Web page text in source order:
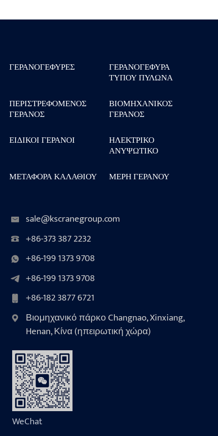
ΓΕΡΑΝΟΓΈΦΥΡΕΣ ΓΕΡΑΝΟΓΈΦΥΡΑ
ΤΎΠΟΥ ΠΥΛΏΝΑ
ΠΕΡΙΣΤΡΕΦΌΜΕΝΟΣ
ΓΕΡΑΝΌΣ
ΒΙΟΜΗΧΑΝΙΚΌΣ
ΓΕΡΑΝΌΣ
ΕΙΔΙΚΟΊ ΓΕΡΑΝΟΊ
ΗΛΕΚΤΡΙΚΌ
ΑΝΥΨΩΤΙΚΌ
ΜΕΤΑΦΟΡΆ ΚΑΛΑΘΙΟΎ
ΜΈΡΗ ΓΕΡΑΝΟΎ
sale@kscranegroup.com
+86-373 387 2232
+86-199 1373 9708
+86-199 1373 9708
+86-182 3877 6721
Βιομηχανικό πάρκο Changnao, Xinxiang,
Henan, Κίνα (ηπειρωτική χώρα)
WeChat